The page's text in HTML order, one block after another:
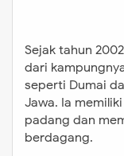
Sejak tahun
dari
seperti Dumai
Jawa. Ia
padang dan
berdagang.